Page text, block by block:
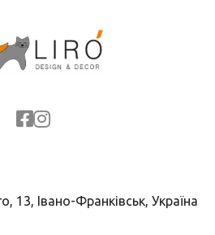
13, Івано-Франківськ, Україна